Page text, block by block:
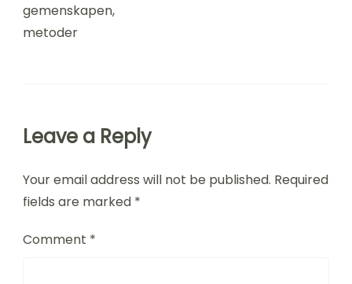
gemenskapen,
metoder
Leave a Reply
Your email address will not be published. Required
fields are marked *
Comment *